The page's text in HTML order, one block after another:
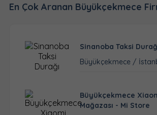
En Çok Aranan Büyükçekmece
Sinanoba Taksi
Büyükçekmece /
Büyükçekmece
Mağazası - Mi Store